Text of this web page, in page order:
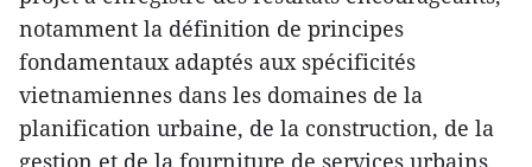
notamment la définition de principes
fondamentaux adaptés aux spécificités
vietnamiennes dans les domaines de la
planification urbaine, de la construction, de la